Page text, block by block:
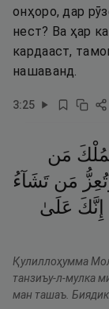
онҳоро, дар
нест? Ва ҳар
кардааст,
нашаванд.
3:25
مَن
مَن تَشَآءُ
إِنَّكَ عَلَىٰ
Қулиллоҳумма
танзиъу-л-мулка
ман ташаъ.